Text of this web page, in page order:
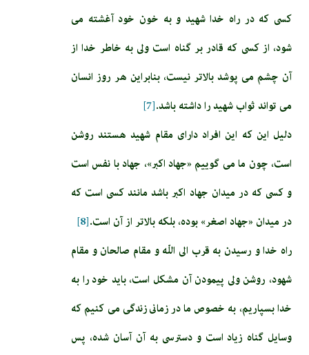
كسى كه در راه خدا شهيد و به خون خود آغشته مى‏
شود، از كسى كه قادر بر گناه است ولى به خاطر خدا از
آن چشم مى ‏پوشد بالاتر نيست، بنابراين هر روز انسان
مى‏ تواند ثواب شهيد را داشته باشد.[7]
دليل اين كه اين افراد داراى مقام شهيد هستند روشن
است، چون ما مى‏ گوييم «جهاد اكبر»، جهاد با نفس است
و كسى كه در ميدان جهاد اكبر باشد مانند كسى است كه
در ميدان «جهاد اصغر» بوده، بلكه بالاتر از آن است.[8]
راه خدا و رسيدن به قرب الى اللّه و مقام صالحان و مقام
شهود، روشن ولى پيمودن آن مشكل است، بايد خود را به
خدا بسپاريم، به خصوص ما در زمانى زندگى مى‏ كنيم كه
وسايل گناه زياد است و دسترسى به آن آسان شده، پس